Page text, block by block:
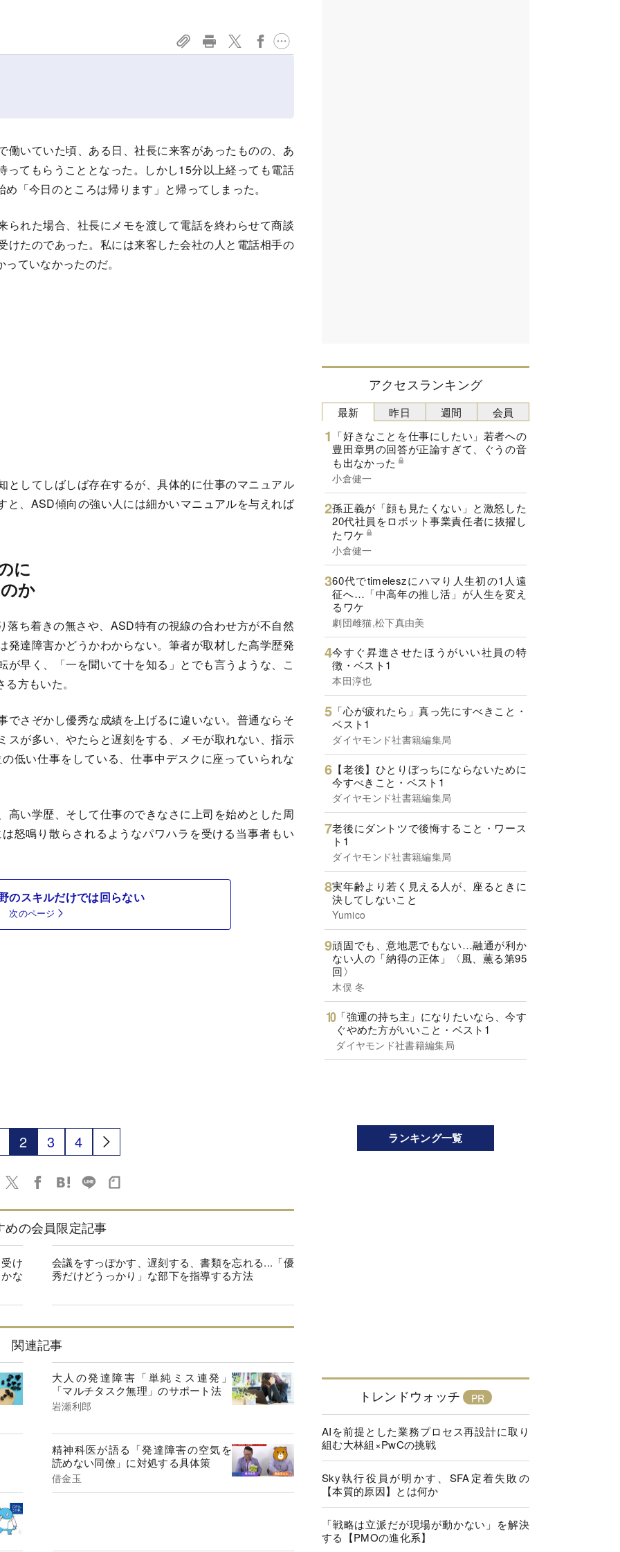
いていた頃、ある日、社長に来客があったものの、あ
ってもらうこととなった。しかし15分以上経っても電話
「今日のところは帰ります」と帰ってしまった。
れた場合、社長にメモを渡して電話を終わらせて商談
けたのであった。私には来客した会社の人と電話相手の
ていなかったのだ。
してしばしば存在するが、具体的に仕事のマニュアル
と、ASD傾向の強い人には細かいマニュアルを与えれば
に
か
ち着きの無さや、ASD特有の視線の合わせ方が不自然
発達障害かどうかわからない。筆者が取材した高学歴発
早く、「一を聞いて十を知る」とでも言うような、こ
方もいた。
さぞかし優秀な成績を上げるに違いない。普通ならそ
スが多い、やたらと遅刻をする、メモが取れない、指示
低い仕事をしている、仕事中デスクに座っていられな
い学歴、そして仕事のできなさに上司を始めとした周
怒鳴り散らされるようなパワハラを受ける当事者もい
のスキルだけでは回らない
次のページ
2 3 4
めの会員限定記事
け
な
会議をすっぽかす、遅刻する、書類を忘れる...「優
秀だけどうっかり」な部下を指導する方法
関連記事
大人の発達障害「単純ミス連発」
「マルチタスク無理」のサポート法
岩瀬利郎
精神科医が語る「発達障害の空気を
読めない同僚」に対処する具体策
借金玉
アクセスランキング
最新
「好きなことを仕事にしたい」若者への
豊田章男の回答が正論すぎて、ぐうの音
も出なかった
小倉健一
孫正義が「顔も見たくない」と激怒した
20代社員をロボット事業責任者に抜擢し
たワケ
小倉健一
60代でtimeleszにハマり人生初の1人遠
征へ…「中高年の推し活」が人生を変え
るワケ
劇団雌猫,松下真由美
今すぐ昇進させたほうがいい社員の特
徴・ベスト1
本田淳也
「心が疲れたら」真っ先にすべきこと・
ベスト1
ダイヤモンド社書籍編集局
【老後】ひとりぼっちにならないために
今すべきこと・ベスト1
ダイヤモンド社書籍編集局
老後にダントツで後悔すること・ワース
ト1
ダイヤモンド社書籍編集局
実年齢より若く見える人が、座るときに
決してしないこと
Yumico
頑固でも、意地悪でもない…融通が利か
ない人の「納得の正体」〈風、薫る第95
回〉
木俣 冬
「強運の持ち主」になりたいなら、今す
ぐやめた方がいいこと・ベスト1
ダイヤモンド社書籍編集局
昨日 週間 会員
ランキング一覧
トレンドウォッチ
AIを前提とした業務プロセス再設計に取り
組む大林組×PwCの挑戦
Sky執行役員が明かす、SFA定着失敗の
【本質的原因】とは何か
「戦略は立派だが現場が動かない」を解決
する【PMOの進化系】